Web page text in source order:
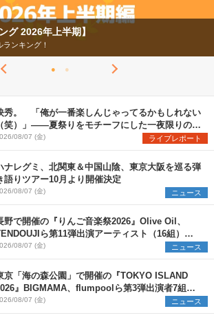
グ 2026年上半期】
ンキング！
秀。 「俺が一番楽しんじゃってるかもしれない
（笑）」――夏祭りをモチーフにした一夜限りのス
シャルライブ『色祭』レポート
08/07 (金) ライブレポート
ナレグミ、北関東＆中国山陰、東京大阪を巡る弾
語りツアー10月より開催決定
08/07 (金) ニュース
野で開催の『りんご音楽祭2026』Olive Oil、
ら第11弾出演アーティスト（16組）を
表08/07 (金) ニュース
京「海の森公園」で開催の『TOKYO ISLAND
』BIGMAMA、flumpoolら第3弾出演者7組を
表 ワークショップ・アート出展者を募集
08/07 (金) ニュース